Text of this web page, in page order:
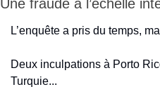
Une fraude à l’échelle
L’enquête a pris du temps,
Deux inculpations à Porto
Turquie...